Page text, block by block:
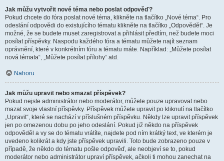
Jak můžu vytvořit nové téma nebo poslat odpověď?
Pokud chcete do fóra poslat nové téma, klikněte na tlačítko „Nové téma“. Pro
odeslání odpovědi do existujícího tématu klikněte na tlačítko „Odpovědět“. Je
možné, že se budete muset zaregistrovat a přihlásit předtím, než budete moci
posílat příspěvky. Naspodu každého fóra a tématu můžete najít seznam
oprávnění, které v konkrétním fóru a tématu máte. Například: „Můžete posílat
nová témata“, „Můžete posílat přílohy“ atd.
Nahoru
Jak můžu upravit nebo smazat příspěvek?
Pokud nejste administrátor nebo moderátor, můžete pouze upravovat nebo
mazat svoje vlastní příspěvky. Příspěvek můžete upravit po kliknutí na tlačítko
„Upravit“, které se nachází v příslušném příspěvku. Někdy lze upravit příspěvek
jen po omezenou dobu po jeho odeslání. Pokud již někdo na příspěvek
odpověděl a vy se do tématu vrátíte, najdete pod ním krátký text, ve kterém je
uvedeno kolikrát a kdy jste příspěvek upravili. Toto bude zobrazeno pouze v
případě, že někdo do tématu pošle odpověď, ale neobjeví se to, pokud
moderátor nebo administrátor upraví příspěvek, ačkoli ti mohou zanechat na